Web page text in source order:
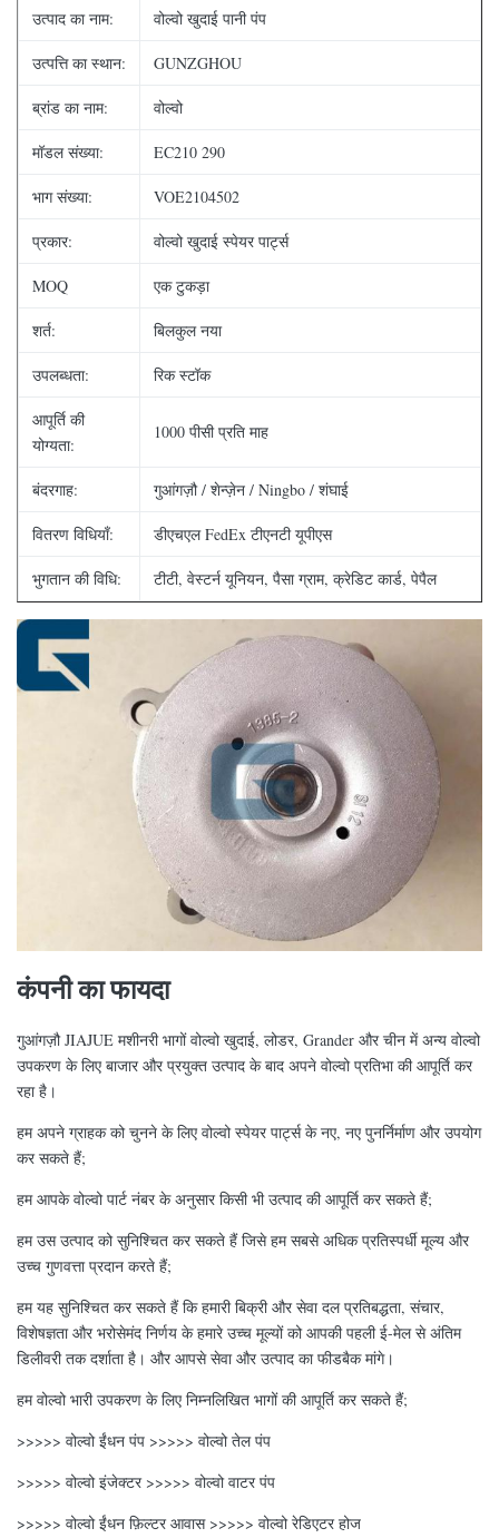
उत्पाद का नाम: वोल्वो खुदाई पानी पंप
उत्पत्ति का स्थान: GUNZGHOU
ब्रांड का नाम: वोल्वो
मॉडल संख्या: EC210 290
भाग संख्या: VOE2104502
प्रकार: वोल्वो खुदाई स्पेयर पार्ट्स
MOQ एक टुकड़ा
शर्त: बिलकुल नया
उपलब्धता: रिक स्टॉक
आपूर्ति की
योग्यता:
1000 पीसी प्रति माह
बंदरगाह: गुआंगज़ौ / शेन्ज़ेन / Ningbo / शंघाई
वितरण विधियाँ: डीएचएल FedEx टीएनटी यूपीएस
भुगतान की विधि: टीटी, वेस्टर्न यूनियन, पैसा ग्राम, क्रेडिट कार्ड, पेपैल
कंपनी का फायदा
गुआंगज़ौ JIAJUE मशीनरी भागों वोल्वो खुदाई, लोडर, Grander और चीन में अन्य वोल्वो
उपकरण के लिए बाजार और प्रयुक्त उत्पाद के बाद अपने वोल्वो प्रतिभा की आपूर्ति कर
रहा है।
हम अपने ग्राहक को चुनने के लिए वोल्वो स्पेयर पार्ट्स के नए, नए पुनर्निर्माण और उपयोग
कर सकते हैं;
हम आपके वोल्वो पार्ट नंबर के अनुसार किसी भी उत्पाद की आपूर्ति कर सकते हैं;
हम उस उत्पाद को सुनिश्चित कर सकते हैं जिसे हम सबसे अधिक प्रतिस्पर्धी मूल्य और
उच्च गुणवत्ता प्रदान करते हैं;
हम यह सुनिश्चित कर सकते हैं कि हमारी बिक्री और सेवा दल प्रतिबद्धता, संचार,
विशेषज्ञता और भरोसेमंद निर्णय के हमारे उच्च मूल्यों को आपकी पहली ई-मेल से अंतिम
डिलीवरी तक दर्शाता है। और आपसे सेवा और उत्पाद का फीडबैक मांगे।
हम वोल्वो भारी उपकरण के लिए निम्नलिखित भागों की आपूर्ति कर सकते हैं;
>>>>> वोल्वो ईंधन पंप >>>>> वोल्वो तेल पंप
>>>>> वोल्वो इंजेक्टर >>>>> वोल्वो वाटर पंप
>>>>> वोल्वो ईंधन फ़िल्टर आवास >>>>> वोल्वो रेडिएटर होज